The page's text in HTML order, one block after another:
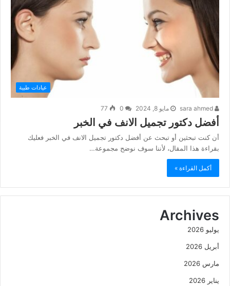
عيادات طبية
مايو 8, 2024 77
أفضل دكتور تجميل الانف في الخبر
أن كنت تبحثين أو تبحث عن أفضل دكتور تجميل الانف في الخبر فعليك
بقراءة هذا المقال، لأننا سوف نوضح مجموعة…
أكمل القراءة »
Archives
يوليو 2026
أبريل 2026
مارس 2026
يناير 2026